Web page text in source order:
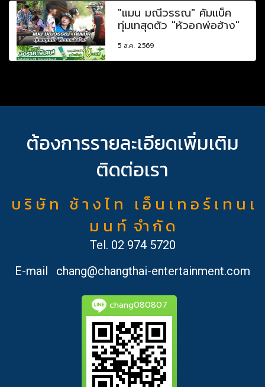
"แมน มณีวรรณ" คัมแบ็ค
ทุ่มเทสุดตัว "หัวอกพ่อฮ้าง"
5 ส.ค. 2569
ต้องการรายละเอียดเพิ่มเติม
ติดต่อเรา
บ ริ ษั ท ช้ า ง ไ ท เ อ็ น เ ท อ ร์ เ ท น เ
ม น ท์ จำ กั ด
Tel. 02 974 5720
E-mail
chang@changthai-entertainment.com
chang080807